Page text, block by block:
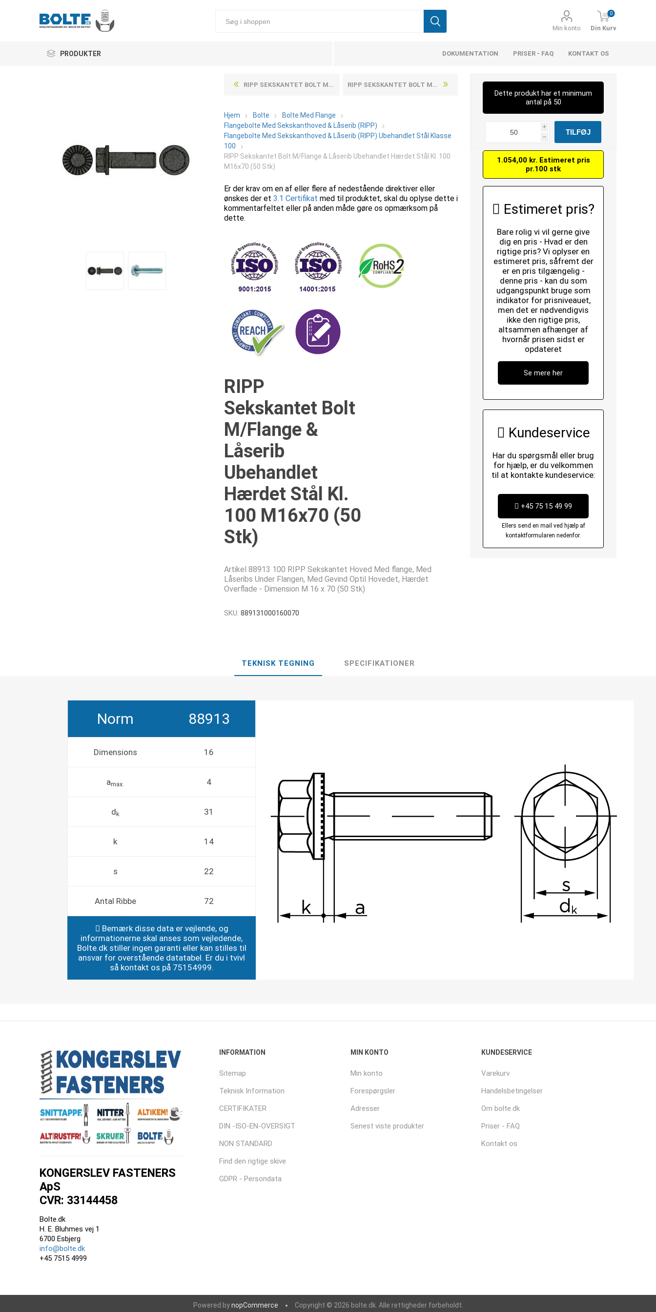
Min konto
0
Din Kurv
PRODUKTER DOKUMENTATION PRISER - FAQ KONTAKT OS
RIPP SEKSKANTET BOLT M/FLANGE & LÅSERIB UBEHANDLET HÆRDET STÅL KL. 100 M16X65 (50 STK) RIPP SEKSKANTET BOLT M/FLANGE & LÅSERIB UBEHANDLET HÆRDET STÅL KL. 100 M5X10 (500 STK)
Hjem Bolte
Bolte Med Flange
Flangebolte Med Sekskanthoved & Låserib (RIPP)
Flangebolte Med Sekskanthoved & Låserib (RIPP) Ubehandlet Stål Klasse
100
RIPP Sekskantet Bolt M/Flange & Låserib Ubehandlet Hærdet Stål Kl. 100
M16x70 (50 Stk)
Er der krav om en af eller flere af nedestående direktiver eller
ønskes der et3.1 Certifikat med til produktet, skal du oplyse dette i
kommentarfeltet eller på anden måde gøre os opmærksom på
dette.
RIPP
Sekskantet Bolt
M/Flange &
Låserib
Ubehandlet
Hærdet Stål Kl.
100 M16x70 (50
Stk)
Artikel 88913 100 RIPP Sekskantet Hoved Med flange, Med
Låseribs Under Flangen, Med Gevind Optil Hovedet, Hærdet
Overflade - Dimension M 16 x 70 (50 Stk)
SKU: 889131000160070
Dette produkt har et minimum
antal på 50
i
h
1.054,00 kr. Estimeret pris
pr.100 stk
Estimeret pris?
Bare rolig vi vil gerne give
dig en pris - Hvad er den
rigtige pris? Vi oplyser en
estimeret pris, såfremt der
er en pris tilgængelig -
denne pris - kan du som
udgangspunkt bruge som
indikator for prisniveauet,
men det er nødvendigvis
ikke den rigtige pris,
altsammen afhænger af
hvornår prisen sidst er
opdateret
Se mere her
Kundeservice
Har du spørgsmål eller brug
for hjælp, er du velkommen
til at kontakte kundeservice:
+45 75 15 49 99
Ellers send en mail ved hjælp af
kontaktformularen nedenfor.
TEKNISK TEGNING SPECIFIKATIONER
Norm 88913
Dimensions 16
amax. 4
dk 31
k 14
s 22
Antal Ribbe 72
Bemærk disse data er vejlende, og
informationerne skal anses som vejledende,
Bolte.dk stiller ingen garanti eller kan stilles til
ansvar for overstående datatabel. Er du i tvivl
så kontakt os på 75154999.
KONGERSLEV FASTENERS
ApS
CVR: 33144458
Bolte.dk
H. E. Bluhmes vej 1
6700 Esbjerg
info@bolte.dk
+45 7515 4999
INFORMATION
Sitemap
Teknisk Information
CERTIFIKATER
DIN -ISO-EN-OVERSIGT
NON STANDARD
Find den rigtige skive
GDPR - Persondata
MIN KONTO
Min konto
Forespørgsler
Adresser
Senest viste produkter
KUNDESERVICE
Varekurv
Handelsbetingelser
Om bolte.dk
Priser - FAQ
Kontakt os
Powered bynopCommerce Copyright © 2026 bolte.dk. Alle rettigheder forbeholdt.